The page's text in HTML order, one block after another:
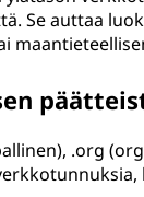
Se auttaa
.org